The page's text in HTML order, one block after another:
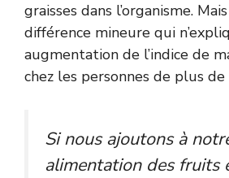
graisses dans l’organisme.
différence mineure qui
augmentation de l’indice de
chez les personnes de plus de
Si nous ajoutons à
alimentation des fruits